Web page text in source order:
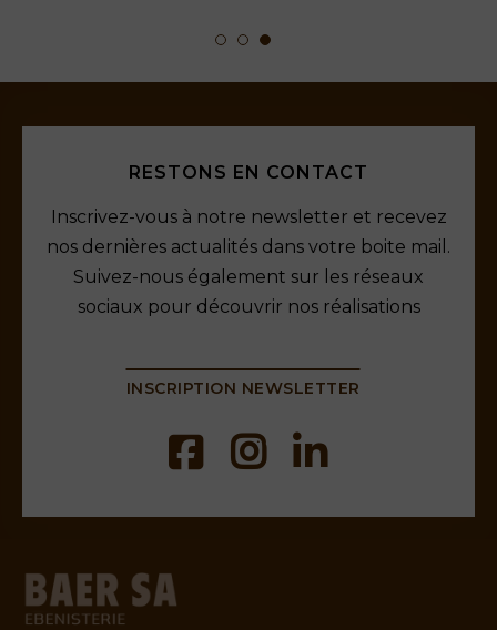
RESTONS EN CONTACT
Inscrivez-vous à notre newsletter et recevez
nos dernières actualités dans votre boite mail.
Suivez-nous également sur les réseaux
sociaux pour découvrir nos réalisations
INSCRIPTION NEWSLETTER